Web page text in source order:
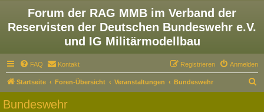
Forum der RAG MMB im Verband der
Reservisten der Deutschen Bundeswehr e.V.
und IG Militärmodellbau
FAQ Kontakt Anmelden
Registrieren
Startseite Foren-Übersicht Veranstaltungen Bundeswehr
Bundeswehr